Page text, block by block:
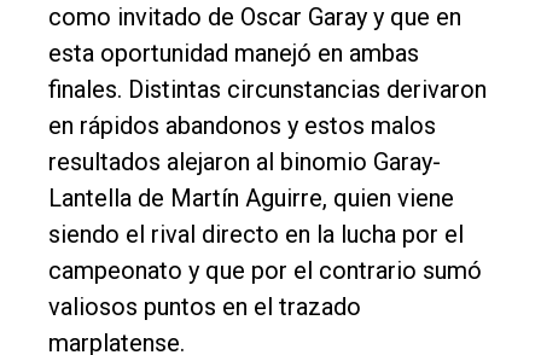
Inicio
Tendencia
Int.
General
Política
Cultura
Entrevistas
Rural
como invitado de Oscar Garay y que en
esta oportunidad manejó en ambas
finales. Distintas circunstancias derivaron
en rápidos abandonos y estos malos
resultados alejaron al binomio Garay-
Lantella de Martín Aguirre, quien viene
siendo el rival directo en la lucha por el
campeonato y que por el contrario sumó
valiosos puntos en el trazado
marplatense.